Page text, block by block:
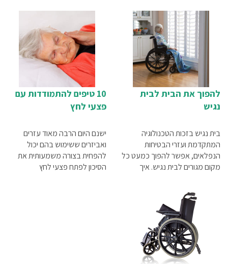
להפוך את הבית לבית
נגיש
בית נגיש בזכות הטכנולוגיה
המתקדמת ועזרי הבטיחות
הנפלאים, אפשר להפוך כמעט כל
מקום מגורים לבית נגיש. איך
10 טיפים להתמודדות עם
פצעי לחץ
ישנם היום הרבה מאוד עזרים
ואביזרים ששימוש בהם יכול
להפחית בצורה משמעותית את
הסיכון לפתח פצעי לחץ